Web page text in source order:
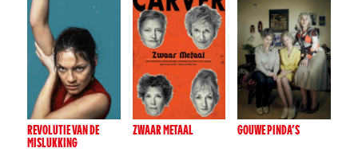
REVOLUTIE VAN DE
MISLUKKING
ZWAAR METAAL GOUWE PINDA’S